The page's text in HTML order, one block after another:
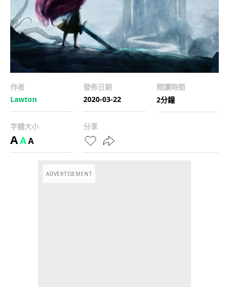
作者
Lawton
發佈日期
2020-03-22
閱讀時間
2分鐘
字體大小
AAA
分享
ADVERTISEMENT